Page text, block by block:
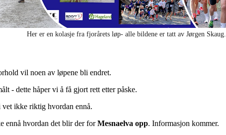
Her er en kolasje fra fjorårets løp- alle bildene er tatt av Jørgen Skaug.
vil noen av løpene bli endret.
- dette håper vi å få gjort rett etter påske.
vet ikke riktig hvordan ennå.
ennå hvordan det blir der forMesnaelva opp. Informasjon kommer.